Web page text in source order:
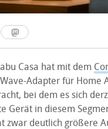
Casa hat mit dem
Adapter für Home
bei dem es sich
Gerät in diesem
zwar deutlich größere